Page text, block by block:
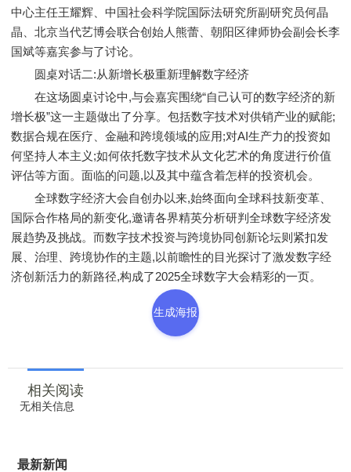
中心主任王耀辉、中国社会科学院国际法研究所副研究员何晶
晶、北京当代艺博会联合创始人熊蕾、朝阳区律师协会副会长李
国斌等嘉宾参与了讨论。
圆桌对话二:从新增长极重新理解数字经济
在这场圆桌讨论中,与会嘉宾围绕“自己认可的数字经济的新
增长极”这一主题做出了分享。包括数字技术对供销产业的赋能;
数据合规在医疗、金融和跨境领域的应用;对AI生产力的投资如
何坚持人本主义;如何依托数字技术从文化艺术的角度进行价值
评估等方面。面临的问题,以及其中蕴含着怎样的投资机会。
全球数字经济大会自创办以来,始终面向全球科技新变革、
国际合作格局的新变化,邀请各界精英分析研判全球数字经济发
展趋势及挑战。而数字技术投资与跨境协同创新论坛则紧扣发
展、治理、跨境协作的主题,以前瞻性的目光探讨了激发数字经
济创新活力的新路径,构成了2025全球数字大会精彩的一页。
生成海报
相关阅读
无相关信息
最新新闻